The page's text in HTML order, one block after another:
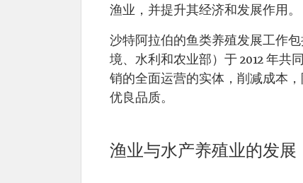
渔业，并提升其经济和发展作用。
沙特阿拉伯的鱼类养殖发展工作
境、水利和农业部）于 2012 年共
销的全面运营的实体，削减成本
优良品质。
渔业与水产养殖业的发展